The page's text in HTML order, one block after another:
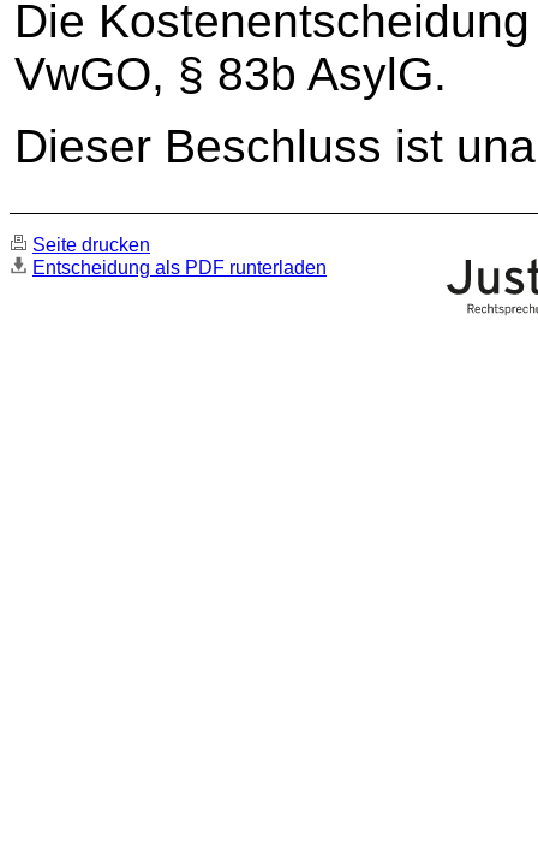
Die
VwGO, § 83b AsylG.
Dieser Beschluss ist
Seite drucken
Entscheidung als PDF runterladen